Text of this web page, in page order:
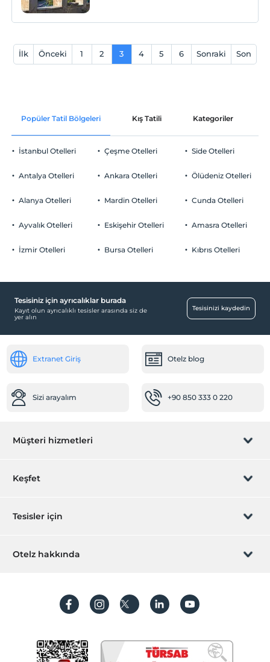
İlk Önceki 1 2 3 4 5 6 Sonraki Son
Popüler Tatil Bölgeleri Kış Tatili Kategoriler
İstanbul Otelleri
Antalya Otelleri
Alanya Otelleri
Ayvalık Otelleri
İzmir Otelleri
Çeşme Otelleri
Ankara Otelleri
Mardin Otelleri
Eskişehir Otelleri
Bursa Otelleri
Side Otelleri
Ölüdeniz Otelleri
Cunda Otelleri
Amasra Otelleri
Kıbrıs Otelleri
Tesisiniz için ayrıcalıklar burada
Kayıt olun ayrıcalıklı tesisler arasında siz de
yer alın
Tesisinizi kaydedin
Extranet Giriş Otelz blog
Sizi arayalım +90 850 333 0 220
Müşteri hizmetleri
Rezervasyon yönet
Sıkça sorulan sorular
Keşfet
Hediye Kart
Hesap oluştur
Tesisler için
Hemen tesisinizi ekleyin
Otelz hakkında
Koşullar ve şartlar